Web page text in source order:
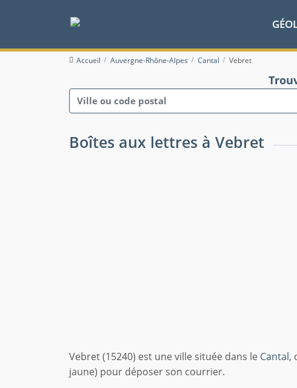
Accueil Auvergne-Rhône-Alpes Cantal Vebret
Boîtes aux lettres à Vebret
Vebret (15240) est une ville située dans le Cantal,
jaune) pour déposer son courrier.